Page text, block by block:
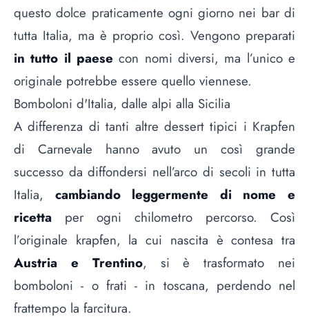
questo dolce praticamente ogni giorno nei bar di
tutta Italia, ma è proprio così. Vengono preparati
in tutto il paese con nomi diversi, ma l’unico e
originale potrebbe essere quello viennese.
Bomboloni d'Italia, dalle alpi alla Sicilia
A differenza di tanti altre dessert tipici i Krapfen
di Carnevale hanno avuto un così grande
successo da diffondersi nell’arco di secoli in tutta
Italia, cambiando leggermente di nome e
ricetta per ogni chilometro percorso. Così
l’originale krapfen, la cui nascita è contesa tra
Austria e Trentino, si è trasformato nei
bomboloni - o frati - in toscana, perdendo nel
frattempo la farcitura.